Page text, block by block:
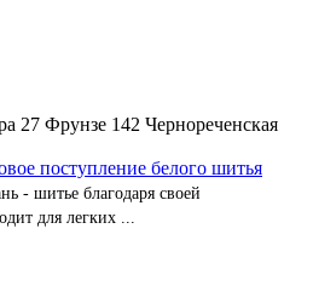
27 Фрунзе 142 Чернореченская
поступление белого шитья
- шитье благодаря своей
для легких ...